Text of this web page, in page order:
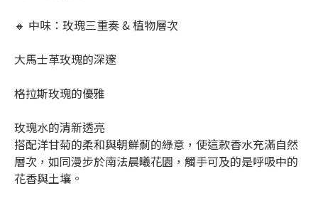
🔸 中味：玫瑰三重奏 & 植物層次
大馬士革玫瑰的深邃
格拉斯玫瑰的優雅
玫瑰水的清新透亮
搭配洋甘菊的柔和與朝鮮薊的綠意，使這款香水充滿自然
層次，如同漫步於南法晨曦花園，觸手可及的是呼吸中的
花香與土壤。